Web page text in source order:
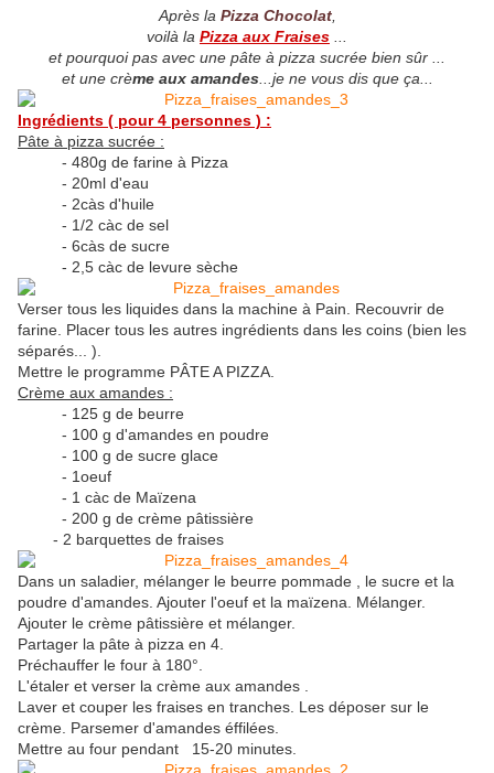
Après la Pizza Chocolat,
voilà la Pizza aux Fraises
et pourquoi pas avec une pâte à pizza sucrée bien sûr ...
et une crème aux amandes...je ne vous dis que ça...
Ingrédients ( pour 4 personnes ) :
Pâte à pizza sucrée :
- 480g de farine à Pizza
- 20ml d'eau
- 2càs d'huile
- 1/2 càc de sel
- 6càs de sucre
- 2,5 càc de levure sèche
Verser tous les liquides dans la machine à Pain. Recouvrir de
farine. Placer tous les autres ingrédients dans les coins (bien les
séparés... ).
Mettre le programme PÂTE A PIZZA.
Crème aux amandes :
- 125 g de beurre
- 100 g d'amandes en poudre
- 100 g de sucre glace
- 1oeuf
- 1 càc de Maïzena
- 200 g de crème pâtissière
- 2 barquettes de fraises
Dans un saladier, mélanger le beurre pommade , le sucre et la
poudre d'amandes. Ajouter l'oeuf et la maïzena. Mélanger.
Ajouter le crème pâtissière et mélanger.
Partager la pâte à pizza en 4.
Préchauffer le four à 180°.
L'étaler et verser la crème aux amandes .
Laver et couper les fraises en tranches. Les déposer sur le
crème. Parsemer d'amandes éffilées.
Mettre au four pendant 15-20 minutes.